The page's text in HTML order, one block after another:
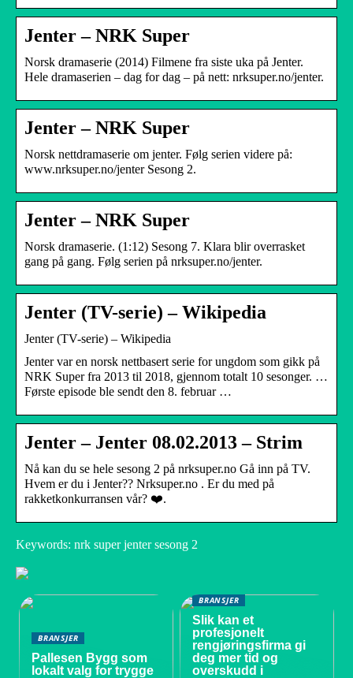
Jenter – NRK Super
Norsk dramaserie (2014) Filmene fra siste uka på Jenter.
Hele dramaserien – dag for dag – på nett: nrksuper.no/jenter.
Jenter – NRK Super
Norsk nettdramaserie om jenter. Følg serien videre på:
www.nrksuper.no/jenter Sesong 2.
Jenter – NRK Super
Norsk dramaserie. (1:12) Sesong 7. Klara blir overrasket
gang på gang. Følg serien på nrksuper.no/jenter.
Jenter (TV-serie) – Wikipedia
Jenter (TV-serie) – Wikipedia
Jenter var en norsk nettbasert serie for ungdom som gikk på
NRK Super fra 2013 til 2018, gjennom totalt 10 sesonger. …
Første episode ble sendt den 8. februar …
Jenter – Jenter 08.02.2013 – Strim
Nå kan du se hele sesong 2 på nrksuper.no Gå inn på TV.
Hvem er du i Jenter?? Nrksuper.no . Er du med på
rakketkonkurransen vår? ❤️.
Keywords: nrk super jenter sesong 2
BRANSJER
Pallesen Bygg som
lokalt valg for trygge
BRANSJER
Slik kan et
profesjonelt
rengjøringsfirma gi
deg mer tid og
overskudd i